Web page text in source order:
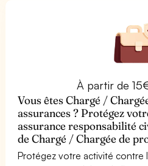
À partir de
Vous êtes Chargé /
assurances ? Protégez
assurance responsabilité
de Chargé / Chargée de
Protégez votre activité contre